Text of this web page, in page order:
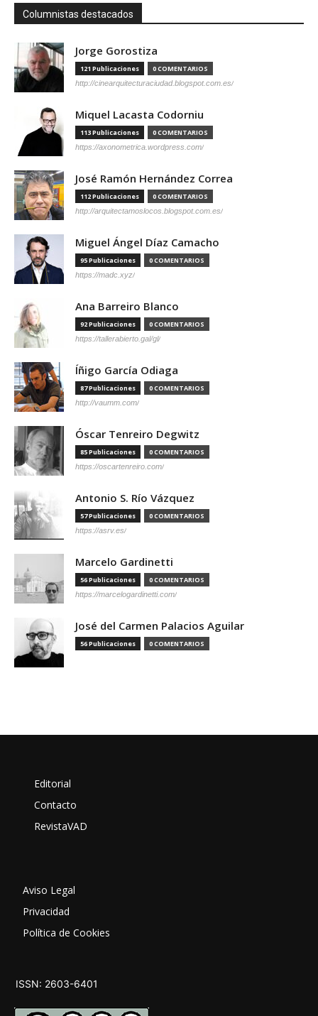
Columnistas destacados
Jorge Gorostiza
121 Publicaciones 0 COMENTARIOS
http://cinearquitecturaciudad.blogspot.com.es/
Miquel Lacasta Codorniu
113 Publicaciones 0 COMENTARIOS
https://axonometrica.wordpress.com/
José Ramón Hernández Correa
112 Publicaciones 0 COMENTARIOS
http://arquitectamoslocos.blogspot.com.es/
Miguel Ángel Díaz Camacho
95 Publicaciones 0 COMENTARIOS
https://madc.xyz/
Ana Barreiro Blanco
92 Publicaciones 0 COMENTARIOS
https://tallerabierto.gal/gl/
Íñigo García Odiaga
87 Publicaciones 0 COMENTARIOS
http://vaumm.com/
Óscar Tenreiro Degwitz
85 Publicaciones 0 COMENTARIOS
https://oscartenreiro.com/
Antonio S. Río Vázquez
57 Publicaciones 0 COMENTARIOS
https://asrv.es/
Marcelo Gardinetti
56 Publicaciones 0 COMENTARIOS
https://marcelogardinetti.com/
José del Carmen Palacios Aguilar
56 Publicaciones 0 COMENTARIOS
Editorial
Contacto
RevistaVAD
Aviso Legal
Privacidad
Política de Cookies
ISSN: 2603-6401